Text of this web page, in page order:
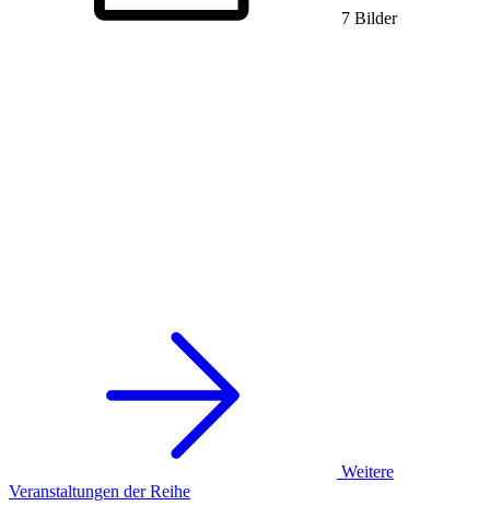
7 Bilder
Weitere
Veranstaltungen der Reihe